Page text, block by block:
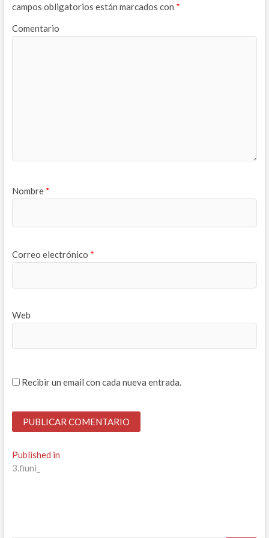
campos obligatorios están marcados con *
Comentario
Nombre *
Correo electrónico *
Web
Recibir un email con cada nueva entrada.
Navegación
de
Published in
3.fiuni_